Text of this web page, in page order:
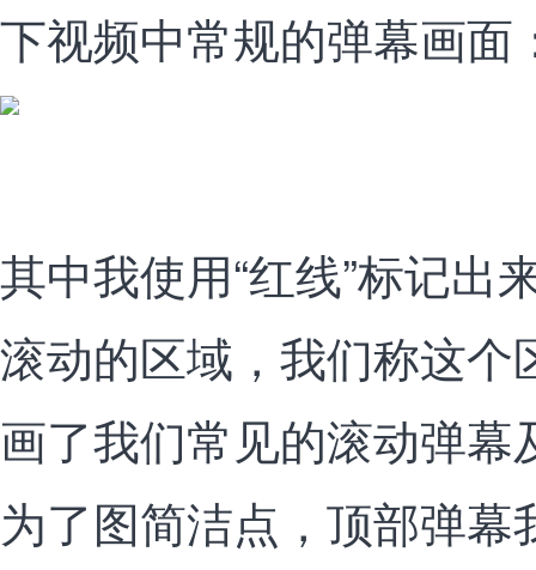
下视频中常规的弹幕画面
其中我使用“红线”标记出
滚动的区域，我们称这个
画了我们常见的滚动弹
为了图简洁点，顶部弹幕